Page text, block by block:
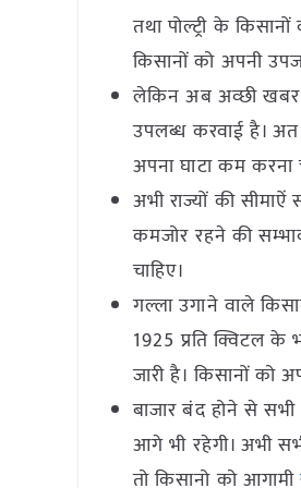
तथा पोल्ट्री के
किसानों को अपनी
लेकिन अब अव्छी खबर
उपलब्ध करवाई है।
अपना घाटा कम करना
अभी राज्यों की
कमजोर रहने की
चाहिए।
गल्ला उगाने वाले
1925 प्रति क्विटल
जारी है। किसानों को
बाजार बंद होने से
आगे भी रहेगी। अभी
तो किसानो को आगामी